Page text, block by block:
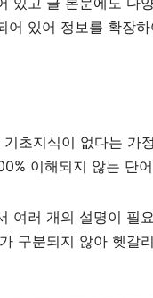
어 있어 정보를 확장
기초지식이 없다는 가
이해되지 않는 단
여러 개의 설명이 필
구분되지 않아 헷갈